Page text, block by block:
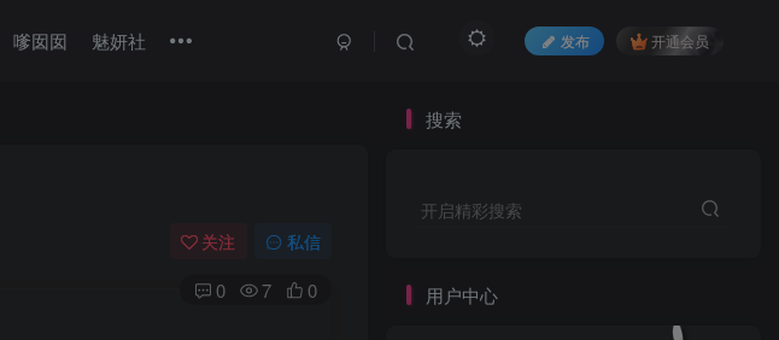
嗲囡囡 魅妍社 发布 开通会员
关注 私信
0 7 0
搜索
开启精彩搜索
用户中心